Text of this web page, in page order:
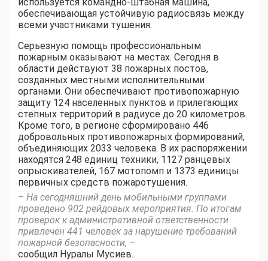
используется командно-штабная машина,
обеспечивающая устойчивую радиосвязь между
всеми участниками тушения.
Серьезную помощь профессиональным
пожарным оказывают на местах. Сегодня в
области действуют 38 пожарных постов,
созданных местными исполнительными
органами. Они обеспечивают противопожарную
защиту 124 населенных пунктов и прилегающих
степных территорий в радиусе до 20 километров.
Кроме того, в регионе сформировано 446
добровольных противопожарных формирований,
объединяющих 2033 человека. В их распоряжении
находятся 248 единиц техники, 1127 ранцевых
опрыскивателей, 167 мотопомп и 1373 единицы
первичных средств пожаротушения.
– На сегодняшний день мобильными группами
проведено 902 рейдовых мероприятия. По итогам
проверок к административной ответственности
привлечен 441 человек за нарушение требований
пожарной безопасности, –
сообщил Нуралы Мусиев.